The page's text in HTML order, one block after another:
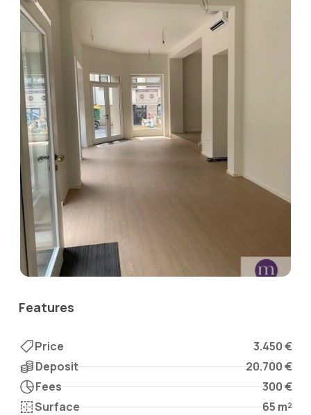
Features
Price
3.450 €
Deposit
20.700 €
Fees
300 €
Surface
65 m²